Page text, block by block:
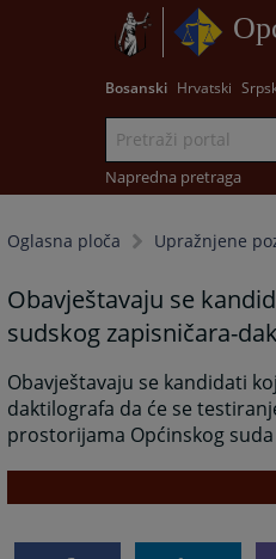
Bosanski Hrvatski
Napredna pretraga
Oglasna ploča Upražnjene
Obavještavaju se
sudskog zapisničara-
Obavještavaju se kandidati
daktilografa da će se
prostorijama Općinskog